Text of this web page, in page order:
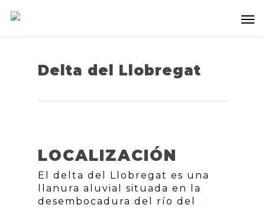
Delta del Llobregat
LOCALIZACIÓN
El delta del Llobregat es una
llanura aluvial situada en la
desembocadura del río del